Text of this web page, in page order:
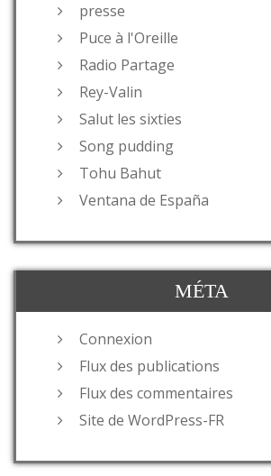
presse
Puce à l'Oreille
Radio Partage
Rey-Valin
Salut les sixties
Song pudding
Tohu Bahut
Ventana de España
MÉTA
Connexion
Flux des publications
Flux des commentaires
Site de WordPress-FR